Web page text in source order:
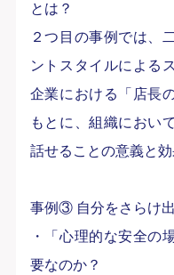
とは？
２つ目の事例では、
ントスタイルによる
企業における「店長
もとに、組織におい
話せることの意義と
事例③ 自分をさらけ
・「心理的な安全の
要なのか？